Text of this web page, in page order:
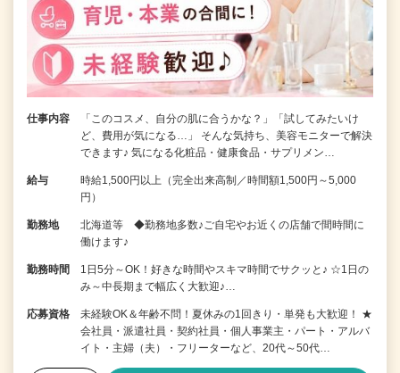
仕事内容
「このコスメ、自分の肌に合うかな？」「試してみたいけ
ど、費用が気になる…」 そんな気持ち、美容モニターで解決
できます♪ 気になる化粧品・健康食品・サプリメン…
給与
時給1,500円以上（完全出来高制／時間額1,500円～5,000
円）
勤務地
北海道等 ◆勤務地多数♪ご自宅やお近くの店舗で間時間に
働けます♪
勤務時間
1日5分～OK！好きな時間やスキマ時間でサクッと♪ ☆1日の
み～中長期まで幅広く大歓迎♪…
応募資格
未経験OK＆年齢不問！夏休みの1回きり・単発も大歓迎！ ★
会社員・派遣社員・契約社員・個人事業主・パート・アルバ
イト・主婦（夫）・フリーターなど、20代～50代…